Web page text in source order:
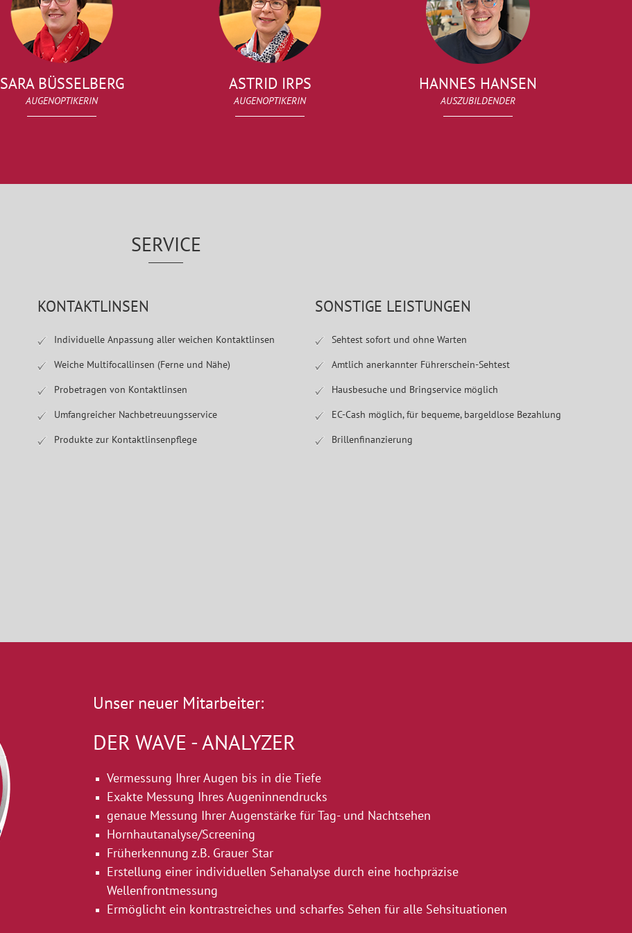
SARA BÜSSELBERG
AUGENOPTIKERIN
ASTRID IRPS
AUGENOPTIKERIN
HANNES HANSEN
AUSZUBILDENDER
SERVICE
KONTAKTLINSEN
Individuelle Anpassung aller weichen Kontaktlinsen
Weiche Multifocallinsen (Ferne und Nähe)
Probetragen von Kontaktlinsen
Umfangreicher Nachbetreuungsservice
Produkte zur Kontaktlinsenpflege
SONSTIGE LEISTUNGEN
Sehtest sofort und ohne Warten
Amtlich anerkannter Führerschein-Sehtest
Hausbesuche und Bringservice möglich
EC-Cash möglich, für bequeme, bargeldlose Bezahlung
Brillenfinanzierung
Unser neuer Mitarbeiter:
DER WAVE - ANALYZER
Vermessung Ihrer Augen bis in die Tiefe
Exakte Messung Ihres Augeninnendrucks
genaue Messung Ihrer Augenstärke für Tag- und Nachtsehen
Hornhautanalyse/Screening
Früherkennung z.B. Grauer Star
Erstellung einer individuellen Sehanalyse durch eine hochpräzise
Wellenfrontmessung
Ermöglicht ein kontrastreiches und scharfes Sehen für alle Sehsituationen